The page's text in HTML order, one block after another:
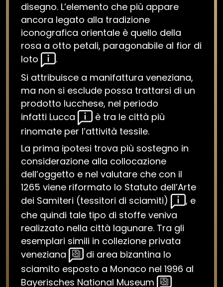
disegno. L’elemento che più appare
ancora legato alla tradizione
iconografica orientale è quello della
rosa a otto petali, paragonabile al fior di
loto
.
Si attribuisce a manifattura veneziana,
ma non si esclude possa trattarsi di un
prodotto lucchese, nel periodo
infatti Lucca
è tra le città più
rinomate per l’attività tessile.
La prima ipotesi trova più sostegno in
considerazione alla collocazione
dell’oggetto e nel valutare che con il
1265 viene riformato lo Statuto dell’Arte
dei Samiteri (tessitori di sciamiti)
, e
che quindi tale tipo di stoffe veniva
realizzato nella città lagunare. Tra gli
esemplari simili in collezione privata
veneziana
di area bizantina lo
sciamito esposto a Monaco nel 1996 al
Bayerisches National Museum